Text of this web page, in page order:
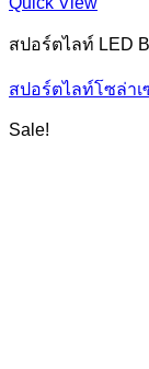
สปอร์ตไลท์ LED
สปอร์ตไลท์โซล่าเ
Sale!